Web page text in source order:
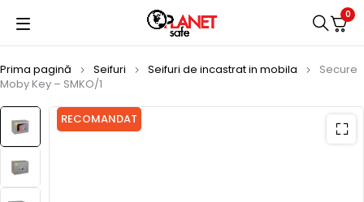
0
Prima pagină Seifuri Seifuri de incastrat in mobila
Secure
Moby Key – SMKO/1
RECOMANDAT